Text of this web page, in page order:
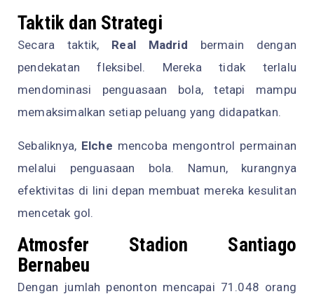
Taktik dan Strategi
Secara taktik, Real Madrid bermain dengan
pendekatan fleksibel. Mereka tidak terlalu
mendominasi penguasaan bola, tetapi mampu
memaksimalkan setiap peluang yang didapatkan.
Sebaliknya, Elche mencoba mengontrol permainan
melalui penguasaan bola. Namun, kurangnya
efektivitas di lini depan membuat mereka kesulitan
mencetak gol.
Atmosfer Stadion Santiago
Bernabeu
Dengan jumlah penonton mencapai 71.048 orang